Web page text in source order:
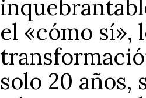
el «cómo
solo 20 años,